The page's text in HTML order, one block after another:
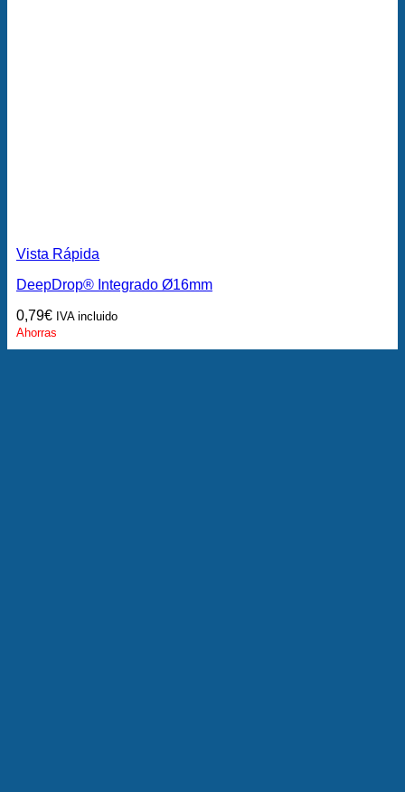
Vista Rápida
DeepDrop® Integrado Ø16mm
0,79€ IVA incluido
Ahorras